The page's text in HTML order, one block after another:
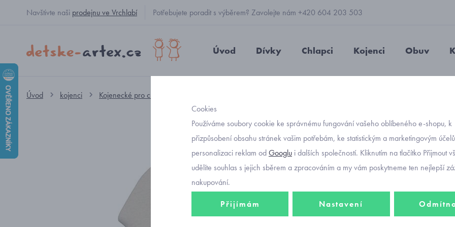
Navštivte naši prodejnu ve Vrchlabí Potřebujete poradit s výběrem? Zavolejte nám +420 604 203 503
Úvod Dívky Chlapci Kojenci Obuv
Úvod kojenci Kojenecké pro chlapečky
Objednávací
RDX
262
Cookies
Používáme soubory cookie ke správnému fungování vašeho oblíbeného e-shopu, k
přizpůsobení obsahu stránek vašim potřebám, ke statistickým a marketingovým
personalizaci reklam odGooglu i dalších společností. Kliknutím na tlačítko Přijmout
udělíte souhlas s jejich sběrem a zpracováním a my vám poskytneme ten nejlepší
nakupování.
Přijímám Nastavení